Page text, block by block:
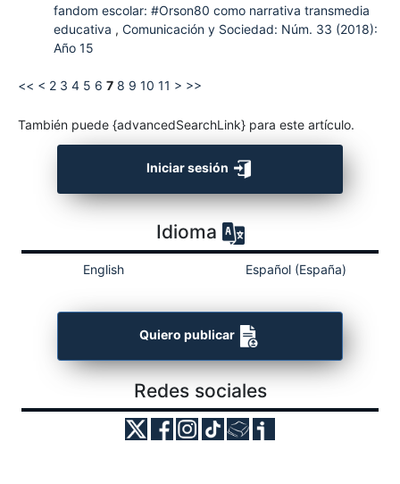
fandom escolar: #Orson80 como narrativa transmedia
educativa , Comunicación y Sociedad: Núm. 33 (2018):
Año 15
<< < 2 3 4 5 6 7 8 9 10 11 > >>
También puede {advancedSearchLink} para este artículo.
Iniciar sesión
Idioma
English Español (España)
Quiero publicar
Redes sociales